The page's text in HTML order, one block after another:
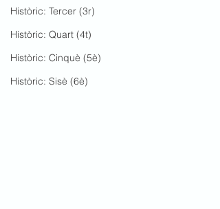
Històric: Tercer (3r)
Històric: Quart (4t)
Històric: Cinquè (5è)
Històric: Sisè (6è)